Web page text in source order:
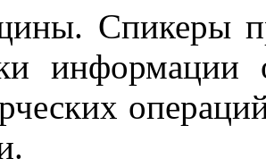
Спикеры
информации